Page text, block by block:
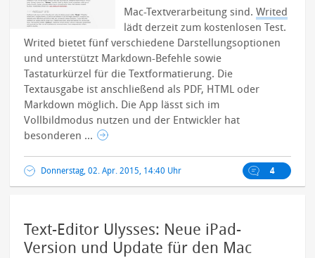
Mac-Textverarbeitung sind.Writed
lädt derzeit zum kostenlosen Test.
Writed bietet fünf verschiedene Darstellungsoptionen
und unterstützt Markdown-Befehle sowie
Tastaturkürzel für die Textformatierung. Die
Textausgabe ist anschließend als PDF, HTML oder
Markdown möglich. Die App lässt sich im
Vollbildmodus nutzen und der Entwickler hat
besonderen ...
Donnerstag, 02. Apr. 2015, 14:40 Uhr 4
Text-Editor Ulysses: Neue iPad-
Version und Update für den Mac